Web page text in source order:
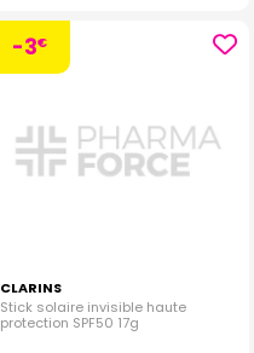
-3€
CLARINS
Stick solaire invisible haute
protection SPF50 17g